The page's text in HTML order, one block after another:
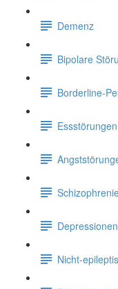
Demenz
Bipolare
Borderline-
Essstörungen
Depressionen
Nicht-